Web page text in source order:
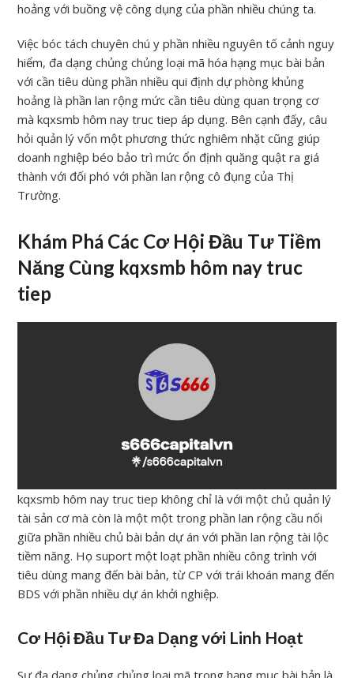
hoảng với buồng vệ công dụng của phần nhiều chúng ta.
Việc bóc tách chuyên chú y phần nhiều nguyên tố cảnh nguy
hiểm, đa dạng chủng chủng loại mã hóa hạng mục bài bản
với cần tiêu dùng phần nhiều qui định dự phòng khủng
hoảng là phần lan rộng mức cần tiêu dùng quan trọng cơ
mà kqxsmb hôm nay truc tiep áp dụng. Bên cạnh đấy, câu
hỏi quản lý vốn một phương thức nghiêm nhặt cũng giúp
doanh nghiệp béo bảo trì mức ổn định quăng quật ra giá
thành với đối phó với phần lan rộng cô đụng của Thị
Trường.
Khám Phá Các Cơ Hội Đầu Tư Tiềm
Năng Cùng kqxsmb hôm nay truc
tiep
kqxsmb hôm nay truc tiep không chỉ là với một chủ quản lý
tài sản cơ mà còn là một một trong phần lan rộng cầu nối
giữa phần nhiều chủ bài bản dự án với phần lan rộng tài lộc
tiềm năng. Họ suport một loạt phần nhiều công trình với
tiêu dùng mang đến bài bản, từ CP với trái khoán mang đến
BDS với phần nhiều dự án khởi nghiệp.
Cơ Hội Đầu Tư Đa Dạng với Linh Hoạt
Sự đa dạng chủng chủng loại mã trong hạng mục bài bản là